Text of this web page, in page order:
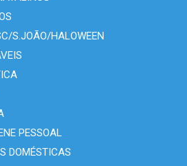
S.JOÃO/HALOWEEN
PESSOAL
DOMÉSTICAS